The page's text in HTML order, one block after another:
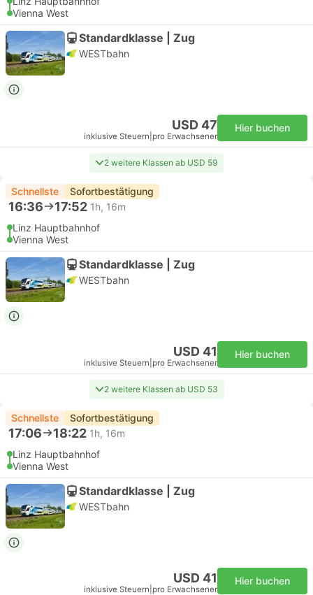
Vienna West
Standardklasse | Zug
WESTbahn
USD 47
inklusive Steuern pro Erwachsener
Hier buchen
2 weitere Klassen ab USD 59
Schnellste Sofortbestätigung
16:36 17:52 1h, 16m
Linz Hauptbahnhof
Vienna West
Standardklasse | Zug
WESTbahn
USD 41
inklusive Steuern pro Erwachsener
Hier buchen
2 weitere Klassen ab USD 53
Schnellste Sofortbestätigung
17:06 18:22 1h, 16m
Linz Hauptbahnhof
Vienna West
Standardklasse | Zug
WESTbahn
USD 41
inklusive Steuern pro Erwachsener
Hier buchen